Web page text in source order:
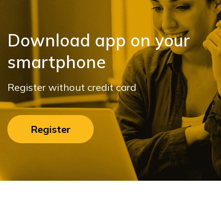
Download app on your
smartphone
Register without credit card
Register